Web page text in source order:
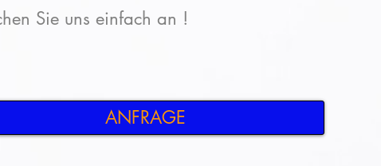
Sie uns einfach an !
ANFRAGE